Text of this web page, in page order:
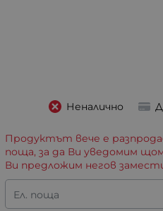
Неналично
Продуктът вече е
поща, за да Ви уведомим
Ви предложим негов
Ел. поща